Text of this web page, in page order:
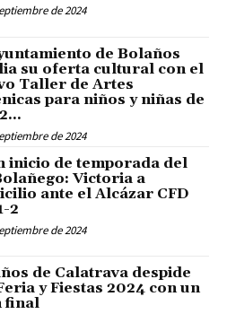
de 2024
de Bolaños
su oferta cultural con el
Taller de Artes
para niños y niñas de
de 2024
inicio de temporada del
Victoria a
ante el Alcázar CFD
2
de 2024
de Calatrava despide
y Fiestas 2024 con un
final